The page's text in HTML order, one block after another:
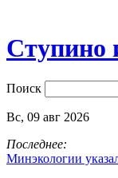
Ступино
Поиск
Вс, 09 авг 2026
Последнее:
Минэкологии